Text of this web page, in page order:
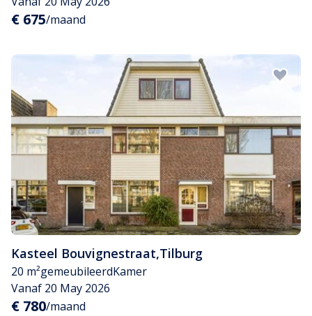
€ 675/maand
Kasteel Bouvignestraat,Tilburg
20 m²gemeubileerdKamer
Vanaf 20 May 2026
€ 780/maand